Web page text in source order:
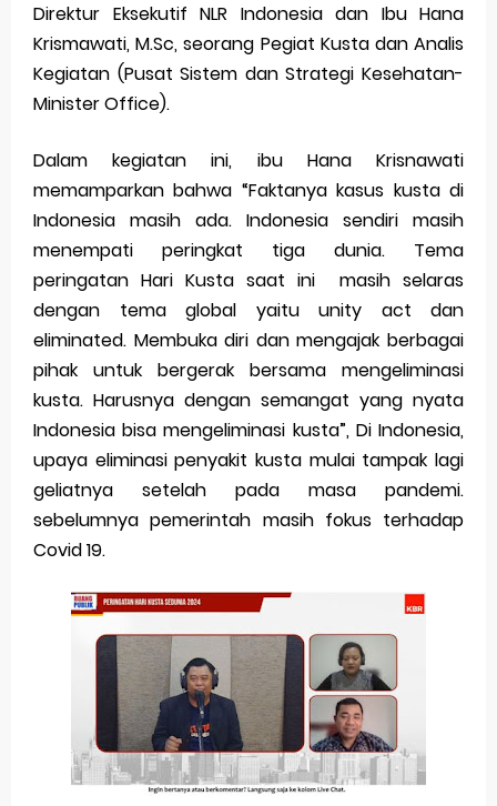
Vivo v70 series: mid-range rasa flagship dengan
kamera zeiss & baterai jumbo
Apple Watch Series 10 vs Samsung Galaxy Watch 7
Review Lengkap 2026
Thursday, 6 August
Direktur Eksekutif NLR Indonesia dan Ibu Hana
Krismawati, M.Sc, seorang Pegiat Kusta dan Analis
Kegiatan (Pusat Sistem dan Strategi Kesehatan-
Minister Office).
Dalam kegiatan ini, ibu Hana Krisnawati
memamparkan bahwa “Faktanya kasus kusta di
Indonesia masih ada. Indonesia sendiri masih
menempati peringkat tiga dunia. Tema
peringatan Hari Kusta saat ini masih selaras
dengan tema global yaitu unity act dan
eliminated. Membuka diri dan mengajak berbagai
pihak untuk bergerak bersama mengeliminasi
kusta. Harusnya dengan semangat yang nyata
Indonesia bisa mengeliminasi kusta”, Di Indonesia,
upaya eliminasi penyakit kusta mulai tampak lagi
geliatnya setelah pada masa pandemi.
sebelumnya pemerintah masih fokus terhadap
Covid 19.